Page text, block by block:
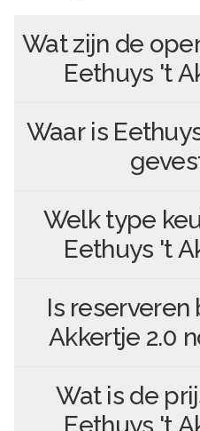
Wat zijn de
Eethuys 't
Waar is
Welk type
Eethuys 't
Is reserveren
Akkertje 2.0
Wat is de